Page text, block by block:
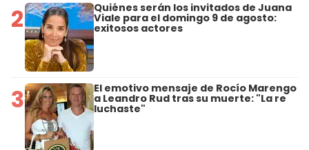
2 Quiénes serán los invitados de Juana
Viale para el domingo 9 de agosto:
exitosos actores
3 El emotivo mensaje de Rocío Marengo
a Leandro Rud tras su muerte: "La re
luchaste"